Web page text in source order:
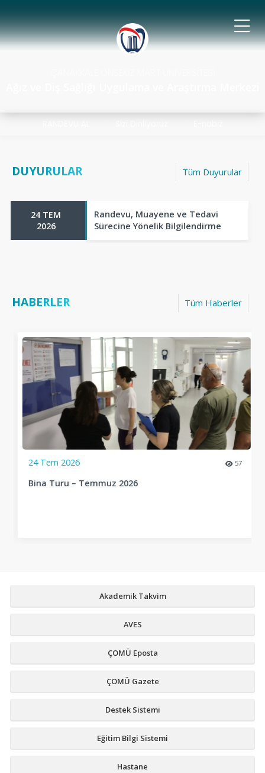
DUYURULAR Tüm Duyurular
24 TEM
2026
Randevu, Muayene ve Tedavi
Sürecine Yönelik Bilgilendirme
HABERLER Tüm Haberler
24 Tem 2026 57
Bina Turu – Temmuz 2026
Akademik Takvim
AVES
ÇOMÜ Eposta
ÇOMÜ Gazete
Destek Sistemi
Eğitim Bilgi Sistemi
Hastane